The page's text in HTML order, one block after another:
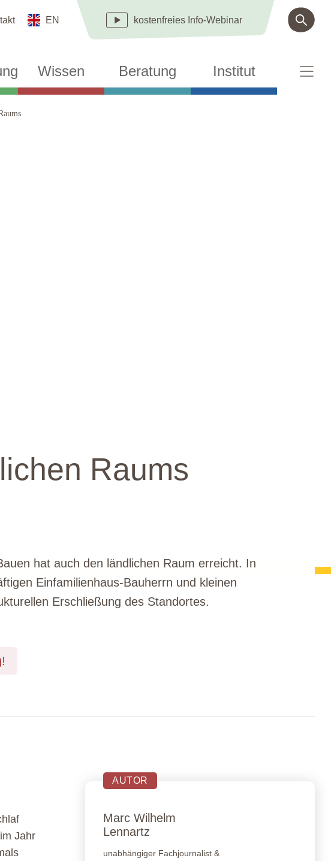
EN kostenfreies Info-Webinar
Wissen Beratung Institut
Raums
hat auch den ländlichen Raum erreicht. In
Einfamilienhaus-Bauherrn und kleinen
Erschließung des Standortes.
Jahr
AUTOR
Marc Wilhelm
Lennartz
unabhängiger Fachjournalist &